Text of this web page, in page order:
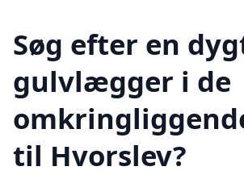
Søg efter en
gulvlægger i de
til Hvorslev?